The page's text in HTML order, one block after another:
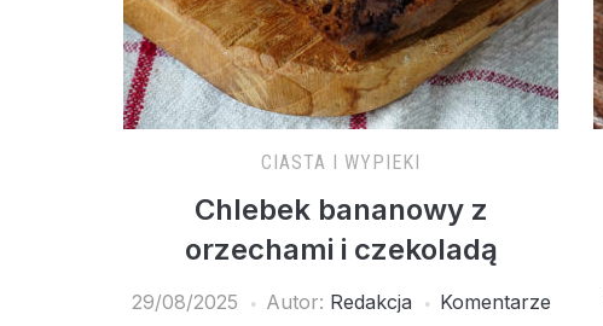
CIASTA I WYPIEKI
Chlebek bananowy z
orzechami i czekoladą
29/08/2025 Autor: Redakcja Komentarze